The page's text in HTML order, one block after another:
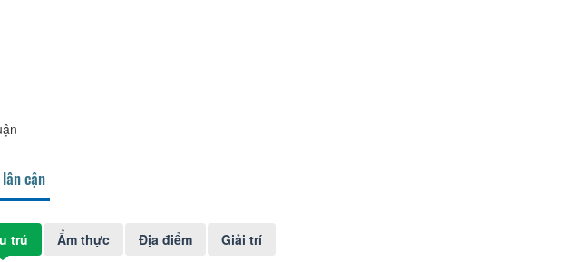
cận
trú Ẩm thực Địa điểm Giải trí